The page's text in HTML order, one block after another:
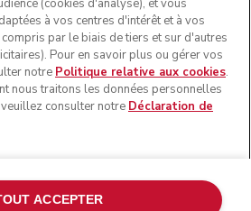
multifonction sont des marques
aux États-Unis et ailleurs.
(cookies d'analyse), et vous
à vos centres d'intérêt et à vos
par le biais de tiers et sur d'autres
Pour en savoir plus ou gérer vos
notre Politique relative aux cookies.
nous traitons les données personnelles
consulter notre Déclaration de
ACCEPTER